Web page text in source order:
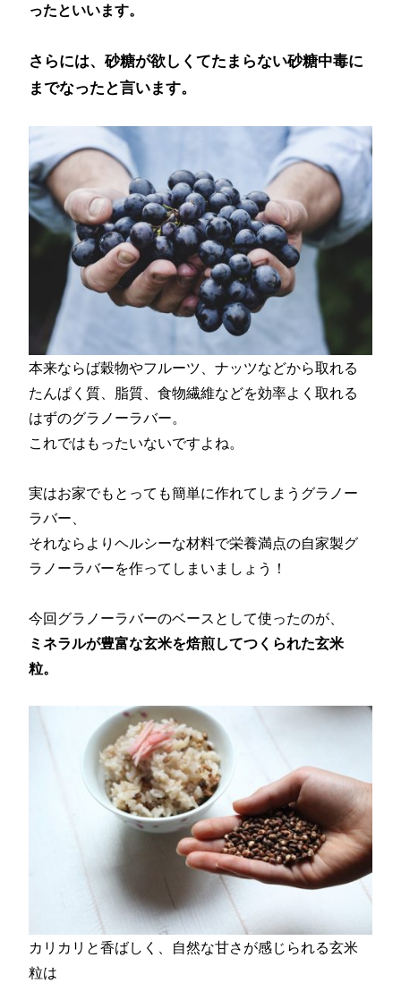
ったといいます。
さらには、砂糖が欲しくてたまらない砂糖中毒に
までなったと言います。
本来ならば穀物やフルーツ、ナッツなどから取れる
たんぱく質、脂質、食物繊維などを効率よく取れる
はずのグラノーラバー。
これではもったいないですよね。
実はお家でもとっても簡単に作れてしまうグラノー
ラバー、
それならよりヘルシーな材料で栄養満点の自家製グ
ラノーラバーを作ってしまいましょう！
今回グラノーラバーのベースとして使ったのが、
ミネラルが豊富な玄米を焙煎してつくられた玄米
粒。
カリカリと香ばしく、自然な甘さが感じられる玄米
粒は